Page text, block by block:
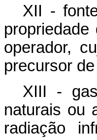
XII -
operador,
precursor
XIII -
naturais ou
radiação